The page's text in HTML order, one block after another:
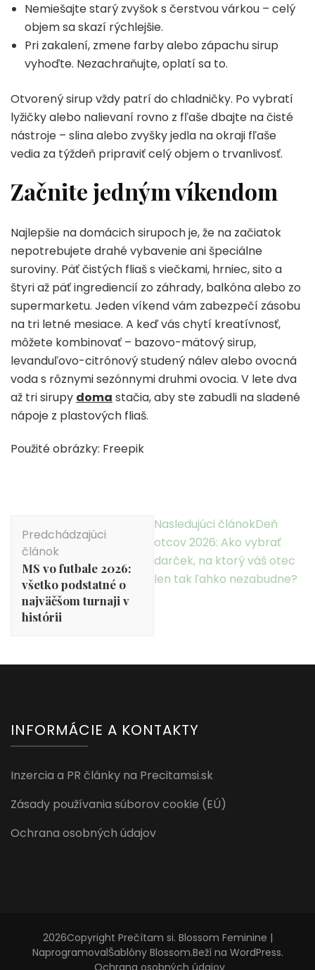
Nemiešajte starý zvyšok s čerstvou várkou – celý
objem sa skazí rýchlejšie.
Pri zakalení, zmene farby alebo zápachu sirup
vyhoďte. Nezachraňujte, oplatí sa to.
Otvorený sirup vždy patrí do chladničky. Po vybratí
lyžičky alebo nalievaní rovno z fľaše dbajte na čisté
nástroje – slina alebo zvyšky jedla na okraji fľaše
vedia za týždeň pripraviť celý objem o trvanlivosť.
Začnite jedným víkendom
Najlepšie na domácich sirupoch je, že na začiatok
nepotrebujete drahé vybavenie ani špeciálne
suroviny. Päť čistých fliaš s viečkami, hrniec, sito a
štyri až päť ingrediencií zo záhrady, balkóna alebo zo
supermarketu. Jeden víkend vám zabezpečí zásobu
na tri letné mesiace. A keď vás chytí kreatívnosť,
môžete kombinovať – bazovo-mätový sirup,
levanduľovo-citrónový studený nálev alebo ovocná
voda s rôznymi sezónnymi druhmi ovocia. V lete dva
až tri sirupy doma stačia, aby ste zabudli na sladené
nápoje z plastových fliaš.
Použité obrázky: Freepik
Navigácia
článku
Predchádzajúci
článok
MS vo futbale 2026:
všetko podstatné o
najväčšom turnaji v
histórii
Nasledujúci článokDeň
otcov 2026: Ako vybrať
darček, na ktorý váš otec
len tak ľahko nezabudne?
INFORMÁCIE A KONTAKTY
Inzercia a PR články na Precitamsi.sk
Zásady používania súborov cookie (EÚ)
Ochrana osobných údajov
2026Copyright Prečítam si. Blossom Feminine |
NaprogramovalŠablóny Blossom.Beží na WordPress.
Ochrana osobných údajov